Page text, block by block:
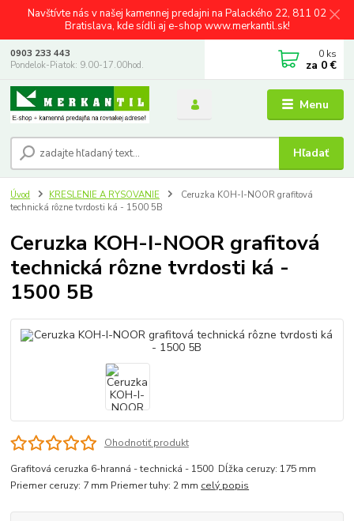
Navštívte nás v našej kamennej predajni na Palackého 22, 811 02
Bratislava, kde sídli aj e-shop www.merkantil.sk!
Menu
Hľadať
0903 233 443
Pondelok-Piatok: 9.00-17.00hod.
0 ks
za 0 €
Úvod KRESLENIE A RYSOVANIE
Ceruzka KOH-I-NOOR grafitová
technická rôzne tvrdosti ká - 1500 5B
Ceruzka KOH-I-NOOR grafitová
technická rôzne tvrdosti ká -
1500 5B
Ohodnotiť produkt
Grafitová ceruzka 6-hranná - technická - 1500 Dĺžka ceruzy: 175 mm
Priemer ceruzy: 7 mm Priemer tuhy: 2 mm celý popis